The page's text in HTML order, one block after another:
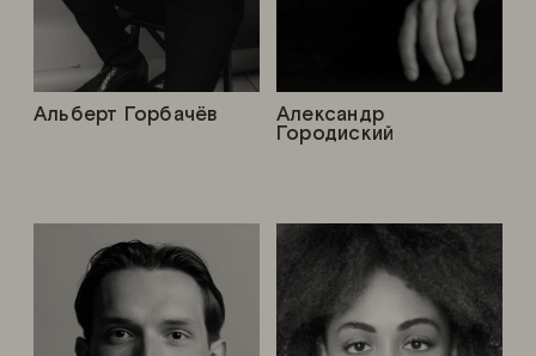
Альберт Горбачёв Александр
Городиский